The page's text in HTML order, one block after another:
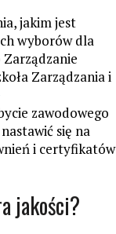
jakim jest
wyborów dla
Zarządzania i
zawodowego
się na
i certyfikatów
jakości?